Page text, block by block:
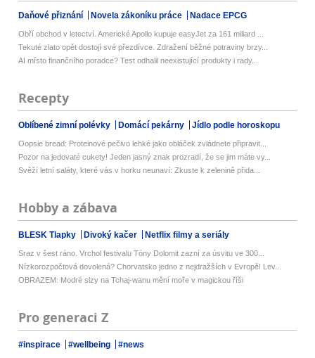
Daňové přiznání Novela zákoníku práce Nadace EPCG
Obří obchod v letectví. Americké Apollo kupuje easyJet za 161 miliard ...
Tekuté zlato opět dostojí své přezdívce. Zdražení běžné potraviny brzy...
AI místo finančního poradce? Test odhalil neexistující produkty i rady...
Recepty
Oblíbené zimní polévky Domácí pekárny Jídlo podle horoskopu
Oopsie bread: Proteinové pečivo lehké jako obláček zvládnete připravit...
Pozor na jedovaté cukety! Jeden jasný znak prozradí, že se jim máte vy...
Svěží letní saláty, které vás v horku neunaví: Zkuste k zelenině přida...
Hobby a zábava
BLESK Tlapky Divoký kačer Netflix filmy a seriály
Sraz v šest ráno. Vrchol festivalu Tóny Dolomit zazní za úsvitu ve 300...
Nízkorozpočtová dovolená? Chorvatsko jedno z nejdražších v Evropě! Lev...
OBRAZEM: Modré slzy na Tchaj-wanu mění moře v magickou říši
Pro generaci Z
#inspirace #wellbeing #news